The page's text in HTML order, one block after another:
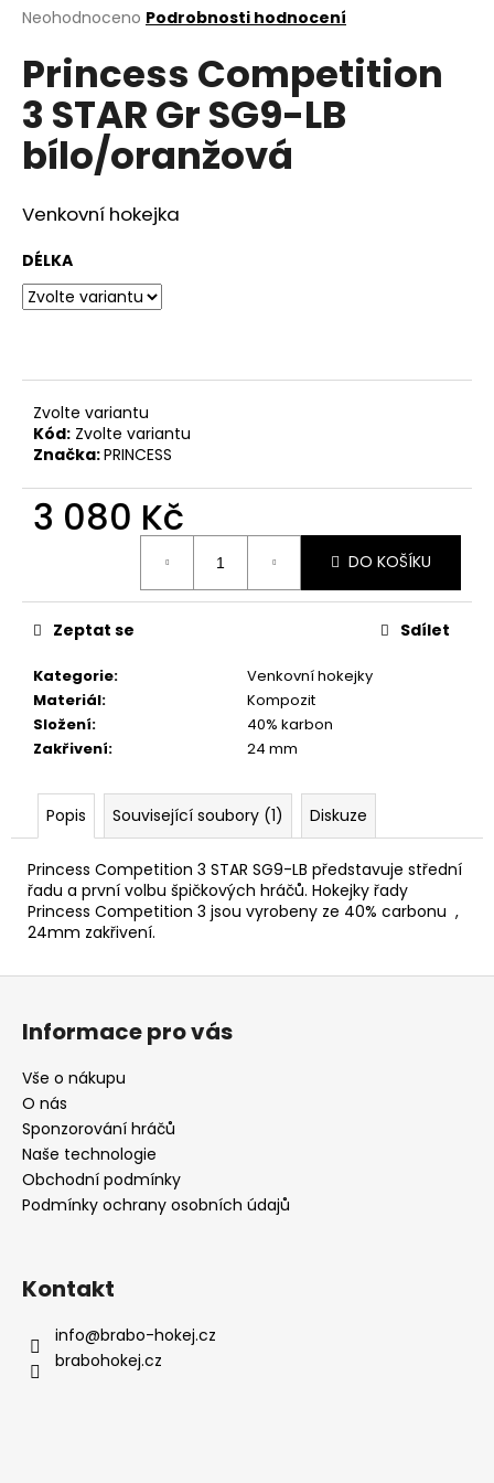
Průměrné
produktu
je
0,0
z
5
hvězdiček.
Neohodnoceno Podrobnosti hodnocení
Princess Competition
3 STAR Gr SG9-LB
bílo/oranžová
Venkovní hokejka
DÉLKA
Zvolte variantu
Kód: Zvolte variantu
Značka:PRINCESS
3 080 Kč
DO KOŠÍKU
Kategorie:
Venkovní hokejky
Materiál:
Kompozit
Složení:
40% karbon
Zakřivení: 24 mm
Zeptat se Sdílet
Popis Související soubory (1) Diskuze
Princess Competition 3 STAR SG9-LB představuje střední
řadu a první volbu špičkových hráčů. Hokejky řady
Princess Competition 3 jsou vyrobeny ze 40% carbonu ,
24mm zakřivení.
a
j
í
t
?
o
p
o
č
u
m
e
Z
Informace pro vás
Vše o nákupu
O nás
Sponzorování hráčů
Naše technologie
Obchodní podmínky
Podmínky ochrany osobních údajů
Kontakt
info@brabo-hokej.cz
brabohokej.cz